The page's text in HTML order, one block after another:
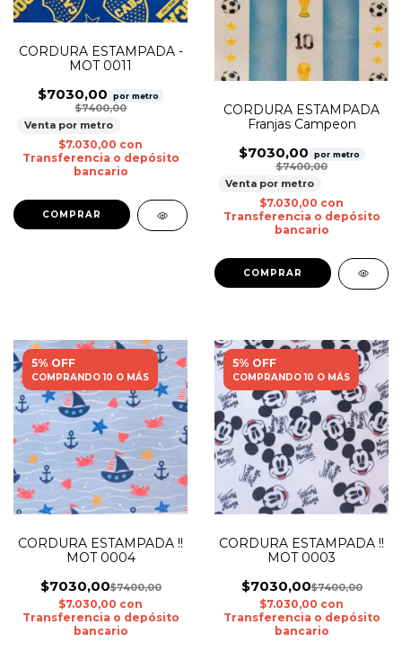
CORDURA ESTAMPADA -
MOT 0011
$7030,00 por metro
$7400,00
Venta por metro
$7.030,00 con
Transferencia o depósito
bancario
CORDURA ESTAMPADA
Franjas Campeon
$7030,00 por metro
$7400,00
Venta por metro
$7.030,00 con
Transferencia o depósito
bancario
5% OFF
COMPRANDO 10 O MÁS
CORDURA ESTAMPADA !!
MOT 0004
$7030,00$7400,00
$7.030,00 con
Transferencia o depósito
bancario
5% OFF
COMPRANDO 10 O MÁS
CORDURA ESTAMPADA !!
MOT 0003
$7030,00$7400,00
$7.030,00 con
Transferencia o depósito
bancario